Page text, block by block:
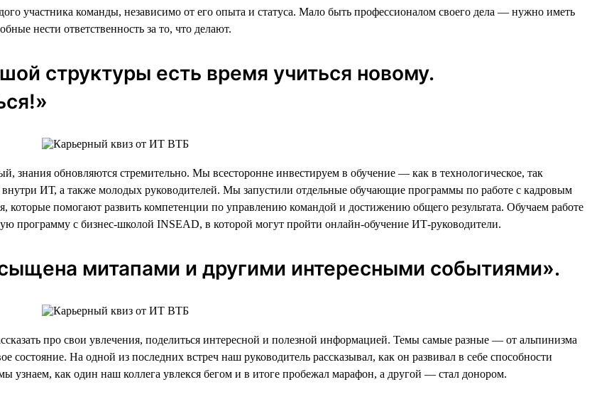
участника команды, независимо от его опыта и статуса. Мало быть профессионалом своего дела — нужно иметь
нести ответственность за то, что делают.
структуры есть время учиться новому.
обновляются стремительно. Мы всесторонне инвестируем в обучение — как в технологическое, так
внутри ИТ, а также молодых руководителей. Мы запустили отдельные обучающие программы по работе с кадровым
которые помогают развить компетенции по управлению командой и достижению общего результата. Обучаем работе
программу с бизнес-школой INSEAD, в которой могут пройти онлайн-обучение ИТ-руководители.
митапами и другими интересными событиями».
про свои увлечения, поделиться интересной и полезной информацией. Темы самые разные — от альпинизма
На одной из последних встреч наш руководитель рассказывал, как он развивал в себе способности
узнаем, как один наш коллега увлекся бегом и в итоге пробежал марафон, а другой — стал донором.